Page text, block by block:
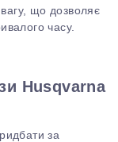
вагу, що дозволяє
часу.
Husqvarna
за